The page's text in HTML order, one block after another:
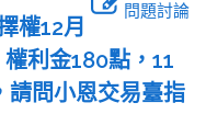
問題討論
權12月
利金180點，11
請問小恩交易臺指